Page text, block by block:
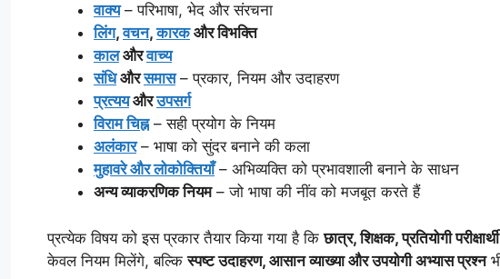
वाक्य– परिभाषा, भेद और संरचना
लिंग,वचन,कारकऔर विभक्ति
कालऔरवाच्य
संधिऔरसमास– प्रकार, नियम और उदाहरण
प्रत्ययऔरउपसर्ग
विराम चिह्न– सही प्रयोग के नियम
अलंकार– भाषा को सुंदर बनाने की कला
मुहावरे और लोकोक्तियाँ– अभिव्यक्ति को प्रभावशाली बनाने के साधन
अन्य व्याकरणिक नियम– जो भाषा की नींव को मजबूत करते हैं
प्रत्येक विषय को इस प्रकार तैयार किया गया है किछात्र, शिक्षक, प्रतियोगी
केवल नियम मिलेंगे, बल्किस्पष्ट उदाहरण, आसान व्याख्या और उपयोगी अभ्यास प्रश्न